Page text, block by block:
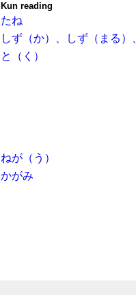
Kun reading
たね
しず（か）、しず（まる
と（く）
ねが（う）
かがみ